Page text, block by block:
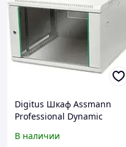
Digitus Шкаф Assmann
Professional Dynamic
600x600 мм
В наличии